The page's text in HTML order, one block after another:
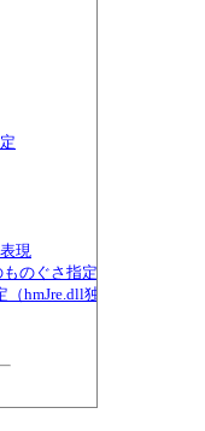
現
のぐさ指定
hmJre.dll独自形式）